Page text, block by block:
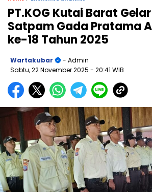
PT.KOG Kutai Barat
Satpam Gada Pratama
ke-18 Tahun 2025
Wartakubar
- Admin
Sabtu, 22 November 2025 - 20:41 WIB